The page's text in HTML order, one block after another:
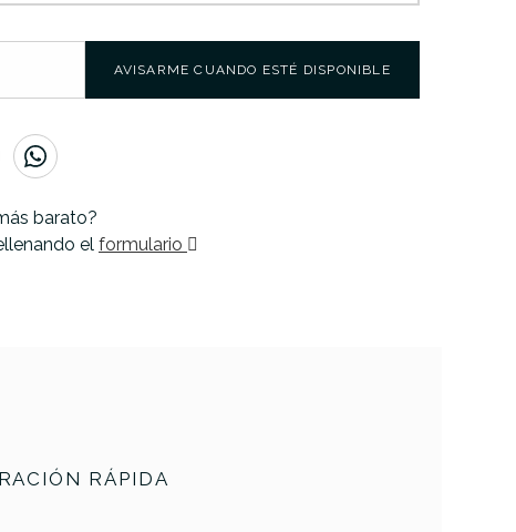
AVISARME CUANDO ESTÉ DISPONIBLE
barato?
el formulario
RÁPIDA